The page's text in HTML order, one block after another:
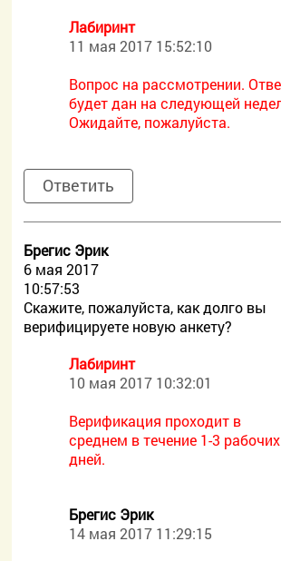
Лабиринт
11 мая 2017 15:52:10
Вопрос на рассмотрении.
будет дан на следующей
Ожидайте, пожалуйста.
Ответить
Брегис Эрик
6 мая 2017
10:57:53
Скажите, пожалуйста, как долго вы
верифицируете новую анкету?
Лабиринт
10 мая 2017 10:32:01
Верификация проходит в
среднем в течение 1-3 рабочих
дней.
Брегис Эрик
14 мая 2017 11:29:15